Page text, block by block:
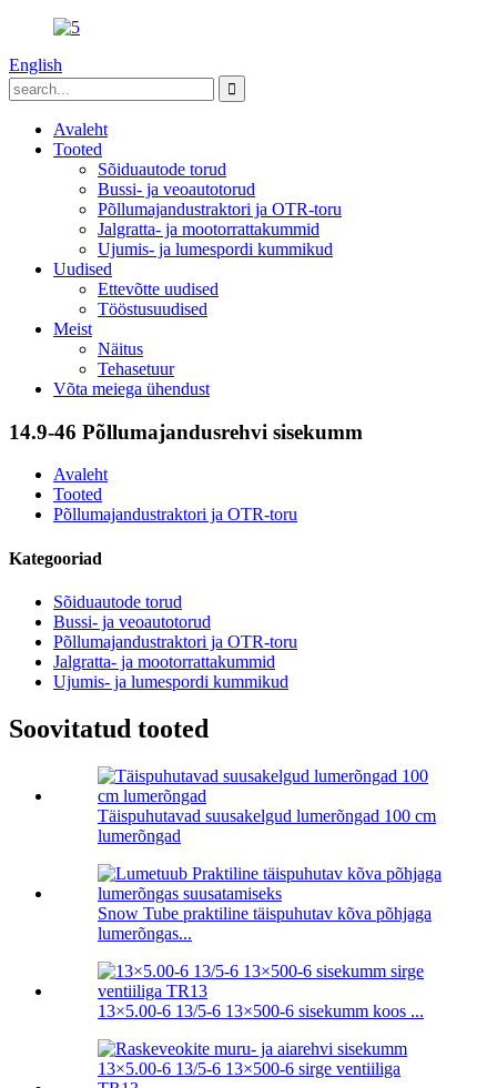
English
Avaleht
Tooted
Sõiduautode torud
Bussi- ja veoautotorud
Põllumajandustraktori ja OTR-toru
Jalgratta- ja mootorrattakummid
Ujumis- ja lumespordi kummikud
Uudised
Ettevõtte uudised
Tööstusuudised
Meist
Näitus
Tehasetuur
Võta meiega ühendust
14.9-46 Põllumajandusrehvi sisekumm
Avaleht
Tooted
Põllumajandustraktori ja OTR-toru
Kategooriad
Sõiduautode torud
Bussi- ja veoautotorud
Põllumajandustraktori ja OTR-toru
Jalgratta- ja mootorrattakummid
Ujumis- ja lumespordi kummikud
Soovitatud tooted
Täispuhutavad suusakelgud lumerõngad 100 cm
lumerõngad
Snow Tube praktiline täispuhutav kõva põhjaga
lumerõngas...
13×5.00-6 13/5-6 13×500-6 sisekumm koos ...